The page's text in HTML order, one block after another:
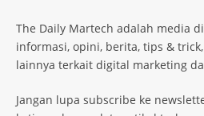
The Daily Martech adalah media
informasi, opini, berita, tips &
lainnya terkait digital marketing
Jangan lupa subscribe ke